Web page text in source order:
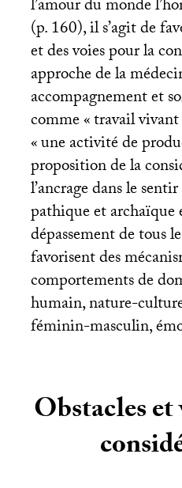
l’amour du monde
(p. 160), il s’agit de
et des voies pour la
approche de la
accompagnement et
comme «travail vivant
«une activité de
proposition de la
l’ancrage dans le
pathique et archaïque
dépassement de tous
favorisent des
comportements de
humain, nature-
féminin-masculin,
Obstacles